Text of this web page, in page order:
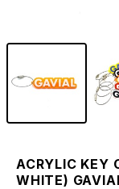
ACRYLIC KEY
WHITE)